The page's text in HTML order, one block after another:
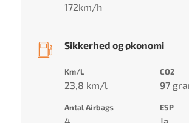
172km/h
Sikkerhed og økonomi
Km/L
23,8 km/l
CO2
97
Antal Airbags ESP